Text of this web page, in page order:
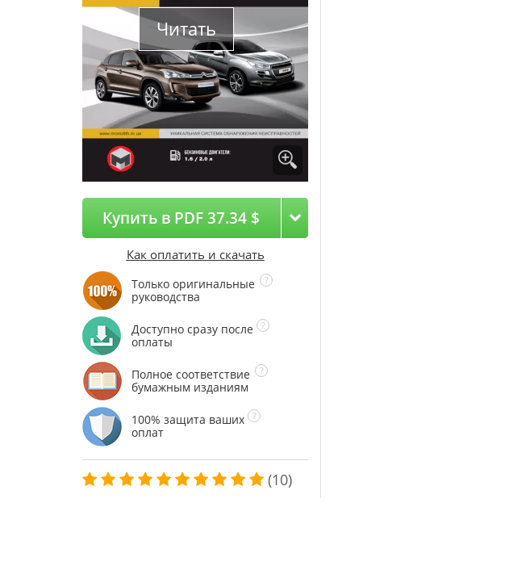
Читать
Купить в PDF 37.34 $
Как оплатить и скачать
Только оригинальные
руководства
Доступно сразу после
оплаты
Полное соответствие
бумажным изданиям
100% защита ваших
оплат
(10)